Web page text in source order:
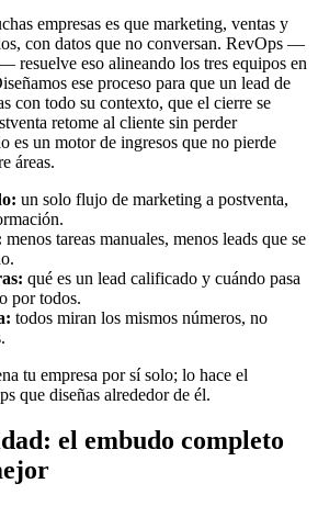
empresas es que marketing, ventas y
con datos que no conversan. RevOps —
resuelve eso alineando los tres equipos en
ese proceso para que un lead de
con todo su contexto, que el cierre se
retome al cliente sin perder
es un motor de ingresos que no pierde
áreas.
un solo flujo de marketing a postventa,
menos tareas manuales, menos leads que se
qué es un lead calificado y cuándo pasa
por todos.
todos miran los mismos números, no
tu empresa por sí solo; lo hace el
que diseñas alrededor de él.
el embudo completo